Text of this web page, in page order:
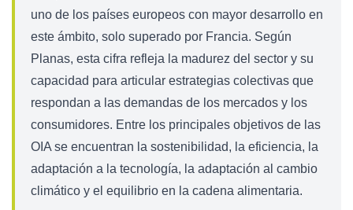
uno de los países europeos con mayor desarrollo en
este ámbito, solo superado por Francia. Según
Planas, esta cifra refleja la madurez del sector y su
capacidad para articular estrategias colectivas que
respondan a las demandas de los mercados y los
consumidores. Entre los principales objetivos de las
OIA se encuentran la sostenibilidad, la eficiencia, la
adaptación a la tecnología, la adaptación al cambio
climático y el equilibrio en la cadena alimentaria.